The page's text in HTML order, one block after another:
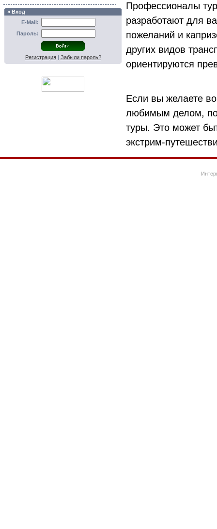
» Вход
E-Mail:
Пароль:
Регистрация| Забыли пароль?
Профессионалы
разработают для
пожеланий и
других видов
ориентируются
Если вы желаете
любимым делом,
туры. Это может
экстрим-